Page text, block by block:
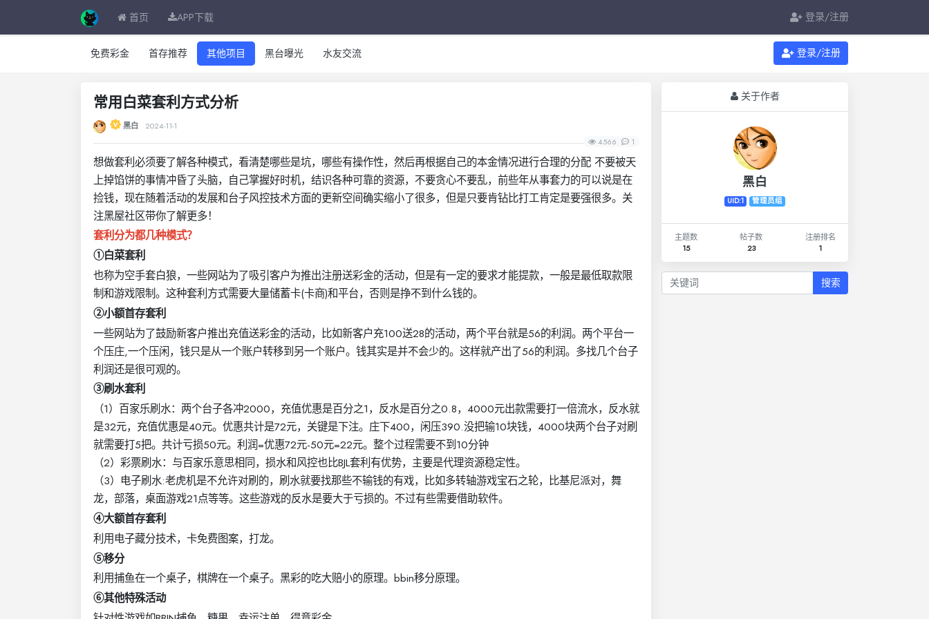
首页 APP下载 登录/注册
免费彩金 首存推荐 其他项目 黑台曝光 水友交流 登录/注册
常用白菜套利方式分析
黑白
2024-11-1
4566
1
想做套利必须要了解各种模式，看清楚哪些是坑，哪些有操作性，然后再根据自己的本金情况进行合理的分配 不要被天
上掉馅饼的事情冲昏了头脑，自己掌握好时机，结识各种可靠的资源，不要贪心不要乱，前些年从事套力的可以说是在
捡钱，现在随着活动的发展和台子风控技术方面的更新空间确实缩小了很多，但是只要肯钻比打工肯定是要强很多。关
注黑屋社区带你了解更多！
套利分为都几种模式？
①白菜套利
也称为空手套白狼，一些网站为了吸引客户为推出注册送彩金的活动，但是有一定的要求才能提款，一般是最低取款限
制和游戏限制。这种套利方式需要大量储蓄卡(卡商)和平台，否则是挣不到什么钱的。
②小额首存套利
一些网站为了鼓励新客户推出充值送彩金的活动，比如新客户充100送28的活动，两个平台就是56的利润。两个平台一
个压庄,一个压闲，钱只是从一个账户转移到另一个账户。钱其实是并不会少的。这样就产出了56的利润。多找几个台子
利润还是很可观的。
③刷水套利
（1）百家乐刷水：两个台子各冲2000，充值优惠是百分之1，反水是百分之0.8，4000元出款需要打一倍流水，反水就
是32元，充值优惠是40元。优惠共计是72元，关键是下注。庄下400，闲压390.没把输10块钱，4000块两个台子对刷
就需要打5把。共计亏损50元。利润=优惠72元-50元=22元。整个过程需要不到10分钟
（2）彩票刷水：与百家乐意思相同，损水和风控也比BJL套利有优势，主要是代理资源稳定性。
（3）电子刷水:老虎机是不允许对刷的，刷水就要找那些不输钱的有戏，比如多转轴游戏宝石之轮，比基尼派对，舞
龙，部落，桌面游戏21点等等。这些游戏的反水是要大于亏损的。不过有些需要借助软件。
④大额首存套利
利用电子藏分技术，卡免费图案，打龙。
⑤移分
利用捕鱼在一个桌子，棋牌在一个桌子。黑彩的吃大赔小的原理。bbin移分原理。
⑥其他特殊活动
关于作者
黑白
UID:1 管理员组
主题数
15
帖子数
23
注册排名
1
搜索